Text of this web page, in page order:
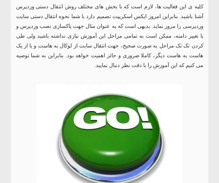
کلیه ی این فعالیت ها، لازم است که با بخش های مختلف روش انتقال دستی وردپرس
آشنا باشید. بنابراین امروز ایکس اسکریپت تصمیم دارد با شما نحوه انتقال دستی سایت
وردپرسی را مرور نماید. بدیهی است که به عنوان مثال جهت پاکسازی نصب وردپرس و
یا تغییر دامنه، ممکن است به تمامی مراحل این آموزش نیازی نداشته باشید ولی طی
کردن تک تک مراحل به صورت صحیح، جهت انتقال سایت از لوکال به هاست و یا از یک
هاست به هاست دیگر، کاملا ضروری و حائز اهمیت خواهد بود. بنابراین به شما توصیه
می کنیم که این آموزش را با دقت نظر دنبال نمایید.